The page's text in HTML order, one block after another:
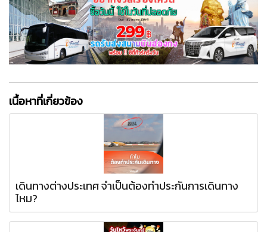
เนื้อหาที่เกี่ยวข้อง
เดินทางต่างประเทศ จำเป็นต้องทำประกันการเดินทาง
ไหม?